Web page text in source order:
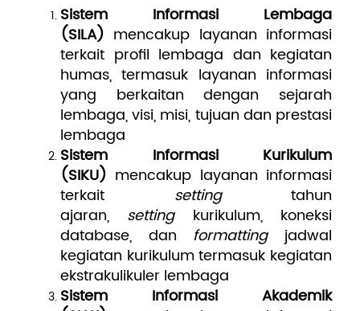
Sistem Informasi Lembaga
(SILA) mencakup layanan informasi
terkait profil lembaga dan kegiatan
humas, termasuk layanan informasi
yang berkaitan dengan sejarah
lembaga, visi, misi, tujuan dan prestasi
lembaga
Sistem Informasi Kurikulum
(SIKU) mencakup layanan informasi
terkait settingtahun
ajaran, setting kurikulum, koneksi
database, dan formattingjadwal
kegiatan kurikulum termasuk kegiatan
ekstrakulikuler lembaga
Sistem Informasi Akademik